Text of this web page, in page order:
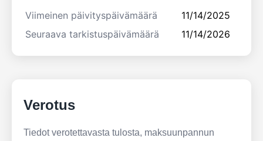
Viimeinen päivityspäivämäärä
11/14/2025
Seuraava tarkistuspäivämäärä
11/14/2026
Verotus
Tiedot verotettavasta tulosta, maksuunpannun